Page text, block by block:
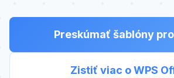
Preskúmať šablóny
Zistiť viac o WPS